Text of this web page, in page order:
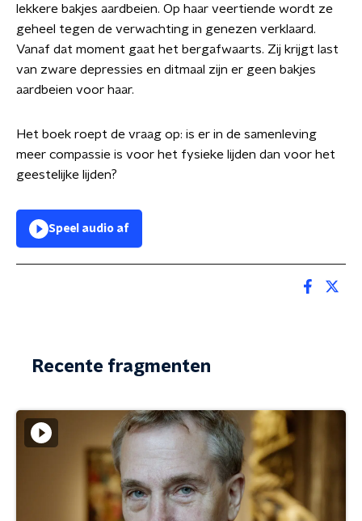
lekkere bakjes aardbeien. Op haar veertiende wordt ze
geheel tegen de verwachting in genezen verklaard.
Vanaf dat moment gaat het bergafwaarts. Zij krijgt last
van zware depressies en ditmaal zijn er geen bakjes
aardbeien voor haar.
Het boek roept de vraag op: is er in de samenleving
meer compassie is voor het fysieke lijden dan voor het
geestelijke lijden?
Speel audio af
Recente fragmenten